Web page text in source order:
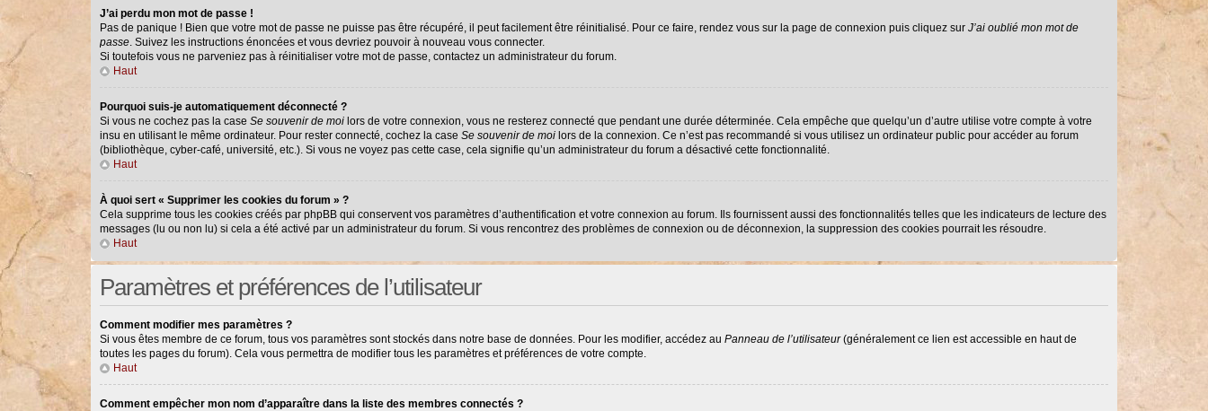
J’ai perdu mon mot de passe !
Pas de panique ! Bien que votre mot de passe ne puisse pas être récupéré, il peut facilement être réinitialisé. Pour ce faire, rendez vous sur la page de connexion puis cliquez sur J’ai oublié mon mot de
passe. Suivez les instructions énoncées et vous devriez pouvoir à nouveau vous connecter.
Si toutefois vous ne parveniez pas à réinitialiser votre mot de passe, contactez un administrateur du forum.
Haut
Pourquoi suis-je automatiquement déconnecté ?
Si vous ne cochez pas la case Se souvenir de moilors de votre connexion, vous ne resterez connecté que pendant une durée déterminée. Cela empêche que quelqu’un d’autre utilise votre compte à votre
insu en utilisant le même ordinateur. Pour rester connecté, cochez la case Se souvenir de moilors de la connexion. Ce n’est pas recommandé si vous utilisez un ordinateur public pour accéder au forum
(bibliothèque, cyber-café, université, etc.). Si vous ne voyez pas cette case, cela signifie qu’un administrateur du forum a désactivé cette fonctionnalité.
Haut
À quoi sert « Supprimer les cookies du forum » ?
Cela supprime tous les cookies créés par phpBB qui conservent vos paramètres d’authentification et votre connexion au forum. Ils fournissent aussi des fonctionnalités telles que les indicateurs de lecture des
messages (lu ou non lu) si cela a été activé par un administrateur du forum. Si vous rencontrez des problèmes de connexion ou de déconnexion, la suppression des cookies pourrait les résoudre.
Haut
Paramètres et préférences de l’utilisateur
Comment modifier mes paramètres ?
Si vous êtes membre de ce forum, tous vos paramètres sont stockés dans notre base de données. Pour les modifier, accédez au Panneau de l’utilisateur(généralement ce lien est accessible en haut de
toutes les pages du forum). Cela vous permettra de modifier tous les paramètres et préférences de votre compte.
Haut
Comment empêcher mon nom d’apparaître dans la liste des membres connectés ?